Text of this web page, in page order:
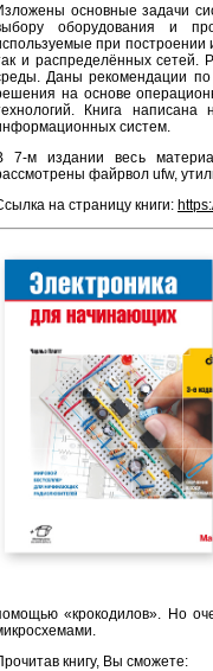
основные задачи
оборудования и
при построении
и распределённых сетей.
Даны рекомендации
на основе
Книга написана
систем.
7-м издании весь
файрвол ufw,
на страницу книги:
«крокодилов». Но
книгу, Вы сможете: